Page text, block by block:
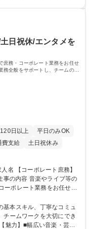
】
週休2日
り強く業務に取り組める
期限を意識したスケジュ
部門、コーポレート部門）
学
日祝休/エンタメを
庶務・コーポレート業務をお任せ
全般をサポートし、チームの円
日以上
平日のみOK
費支給
土日祝休み
ーポレート業務をお任せし
内業務全般をサポート
事務
分け、来客・電話対応、社
事業者とのやりとり・プロ
基本スキル、丁寧なコミュ
チームワークを大切にでき